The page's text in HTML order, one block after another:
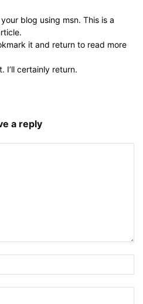
blog using msn. This is a
it and return to read more
I’ll certainly return.
a reply